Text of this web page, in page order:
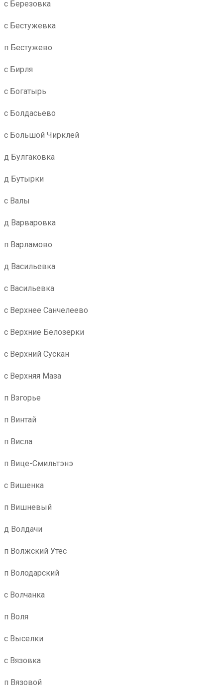
с Березовка
с Бестужевка
п Бестужево
с Бирля
с Богатырь
с Болдасьево
с Большой Чирклей
д Булгаковка
д Бутырки
с Валы
д Варваровка
п Варламово
д Васильевка
с Васильевка
с Верхнее Санчелеево
с Верхние Белозерки
с Верхний Сускан
с Верхняя Маза
п Взгорье
п Винтай
п Висла
п Вице-Смильтэнэ
с Вишенка
п Вишневый
д Волдачи
п Волжский Утес
п Володарский
с Волчанка
п Воля
с Выселки
с Вязовка
п Вязовой